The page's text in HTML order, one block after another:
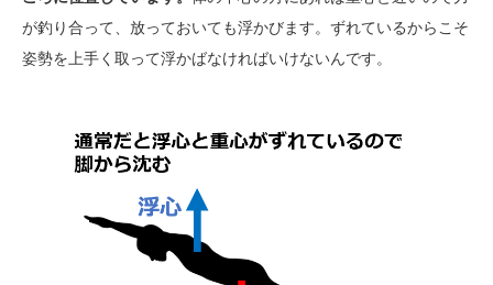
が釣り合って、放っておいても浮かびます。ずれているからこそ
姿勢を上手く取って浮かばなければいけないんです。